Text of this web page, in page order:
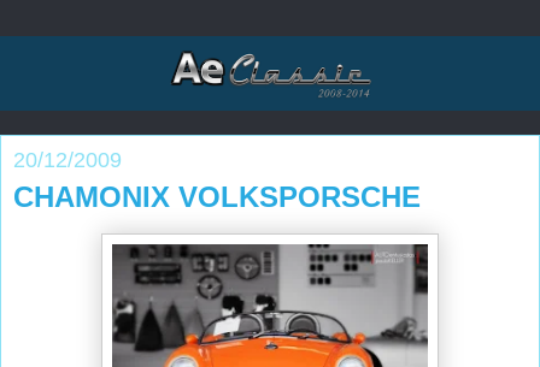
20/12/2009
CHAMONIX VOLKSPORSCHE